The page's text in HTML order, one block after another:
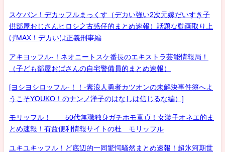
スケバン！デカッフルまっくす（デカい強い2次元嫁だいすき子
供部屋おじさんヒロシ之古惑仔的まとめ速報）話題な動画取り上
げMAX！デカいは正義刑事編
アキヨッフル-！ネオニートスケ番長のエキストラ芸能情報局！
（子ども部屋おばさんの自宅警備員的まとめ速報）
[ヨシヨシロッフル-！！-素浪人勇者カツオンの未解決事件簿へよ
うこそYOUKO！のナンノ洋子のはなしは信じるな編）]
モリッフル！ 50代無職独身ガチホモ童貞！女装子オネエ的ま
とめ速報！有益便利情報サイトの杜 モリッフル
ユキユキッフル！ど底辺的一同驚愕騒然まとめ速報！超氷河期世